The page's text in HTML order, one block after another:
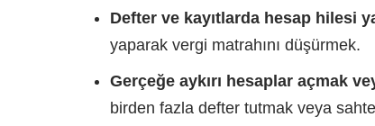
Defter ve kayıtlarda hesap hilesi
yaparak vergi matrahını düşürmek.
Gerçeğe aykırı hesaplar açmak
birden fazla defter tutmak veya